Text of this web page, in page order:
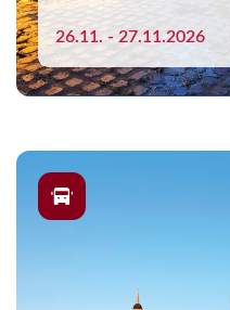
26.11. - 27.11.2026